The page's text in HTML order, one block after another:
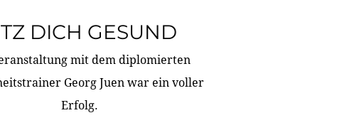
DICH GESUND
mit dem diplomierten
Georg Juen war ein voller
Erfolg.